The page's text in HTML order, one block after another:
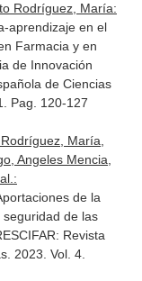
Rodríguez, María:
aprendizaje en el
Farmacia y en
de Innovación
de Ciencias
Pag. 120-127
María,
Angeles Mencia,
de la
de las
Revista
. 2023. Vol. 4.